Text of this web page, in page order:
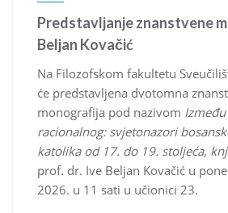
Predstavljanje znanstvene
Beljan Kovačić
Na Filozofskom fakultetu
će predstavljena dvotomna
monografija pod nazivom
racionalnog: svjetonazori
katolika od 17. do 19. stoljeća,
prof. dr. Ive Beljan Kovačić u
2026. u 11 sati u učionici 23.